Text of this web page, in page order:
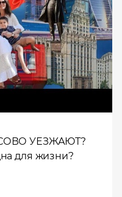
УЕЗЖАЮТ?
для жизни?